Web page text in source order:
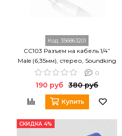
Код: 356863201
CC103 Разъем на кабель 1/4”
Male (6,35мм), стерео, Soundking
0
190 руб 380 руб
Купить
СКИДКА 4%